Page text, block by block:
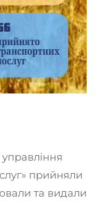
прийняли
та видали